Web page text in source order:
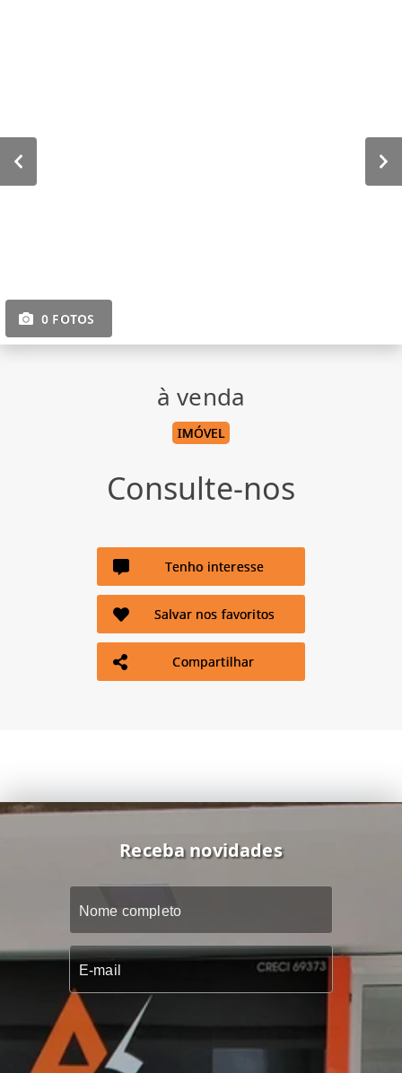
0 FOTOS
à venda
IMÓVEL
Consulte-nos
Tenho interesse
Salvar nos favoritos
Compartilhar
Receba novidades